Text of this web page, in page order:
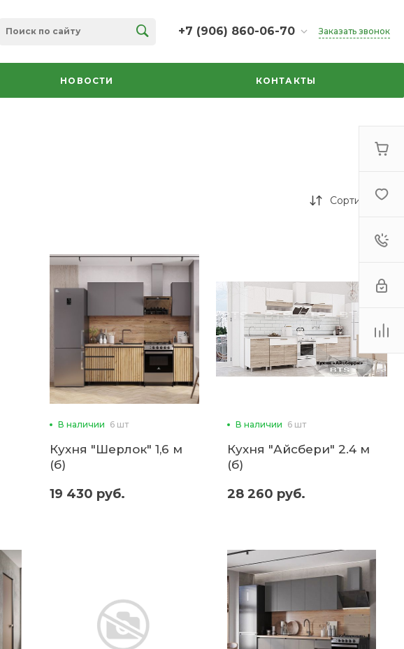
+7 (906) 860-06-70
+7 (906) 860-06-70
г. Челябинск, ТК Кольцо,
секция 35
Заказать звонок
НОВОСТИ КОНТАКТЫ
Сортировка
В наличии 6 шт
Кухня "Шерлок" 1,6 м
(б)
19 430 руб.
В наличии 6 шт
Кухня "Айсбери" 2.4 м
(б)
28 260 руб.